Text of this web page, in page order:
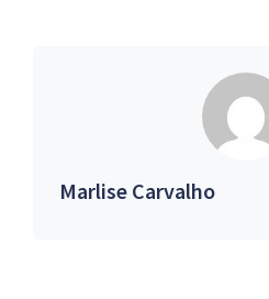
Marlise Carvalho